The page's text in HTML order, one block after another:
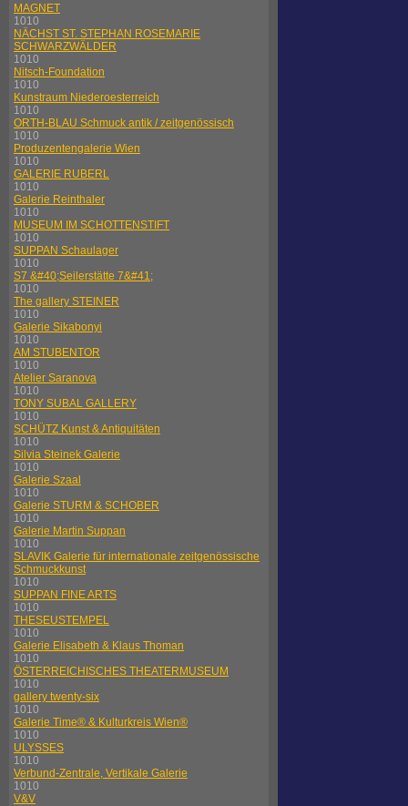
MAGNET
1010
NÄCHST ST. STEPHAN ROSEMARIE
SCHWARZWÄLDER
1010
Nitsch-Foundation
1010
Kunstraum Niederoesterreich
1010
ORTH-BLAU Schmuck antik / zeitgenössisch
1010
Produzentengalerie Wien
1010
GALERIE RUBERL
1010
Galerie Reinthaler
1010
MUSEUM IM SCHOTTENSTIFT
1010
SUPPAN Schaulager
1010
S7 &#40;Seilerstätte 7&#41;
1010
The gallery STEINER
1010
Galerie Sikabonyi
1010
AM STUBENTOR
1010
Atelier Saranova
1010
TONY SUBAL GALLERY
1010
SCHÜTZ Kunst & Antiquitäten
1010
Silvia Steinek Galerie
1010
Galerie Szaal
1010
Galerie STURM & SCHOBER
1010
Galerie Martin Suppan
1010
SLAVIK Galerie für internationale zeitgenössische
Schmuckkunst
1010
SUPPAN FINE ARTS
1010
THESEUSTEMPEL
1010
Galerie Elisabeth & Klaus Thoman
1010
ÖSTERREICHISCHES THEATERMUSEUM
1010
gallery twenty-six
1010
Galerie Time® & Kulturkreis Wien®
1010
ULYSSES
1010
Verbund-Zentrale, Vertikale Galerie
1010
V&V